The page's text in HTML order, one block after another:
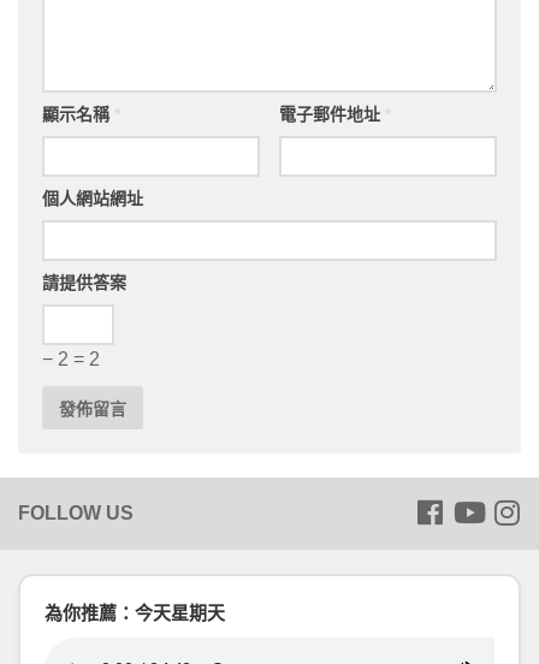
顯示名稱 電子郵件地址
個人網站網址
請提供答案
− 2 = 2
為你推薦：今天星期天